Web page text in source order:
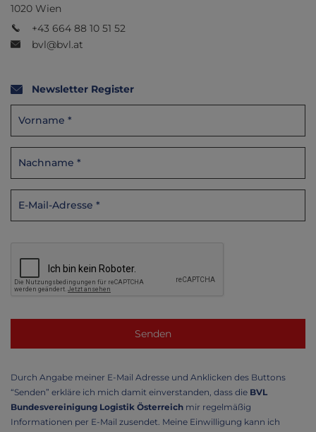
1020 Wien
+43 664 88 10 51 52
bvl@bvl.at
Newsletter Register
Durch Angabe meiner E-Mail Adresse und Anklicken des Buttons
“Senden” erkläre ich mich damit einverstanden, dass die BVL
Bundesvereinigung Logistik Österreich mir regelmäßig
Informationen per E-Mail zusendet. Meine Einwilligung kann ich